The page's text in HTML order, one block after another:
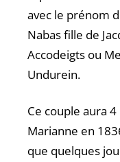
avec le prénom
Nabas fille de
Accodeigts ou
Undurein.
Ce couple aura
Marianne en
que quelques